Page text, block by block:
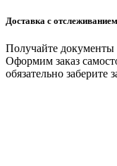
Доставка с отслеживанием
Получайте
Оформим заказ
обязательно заберите